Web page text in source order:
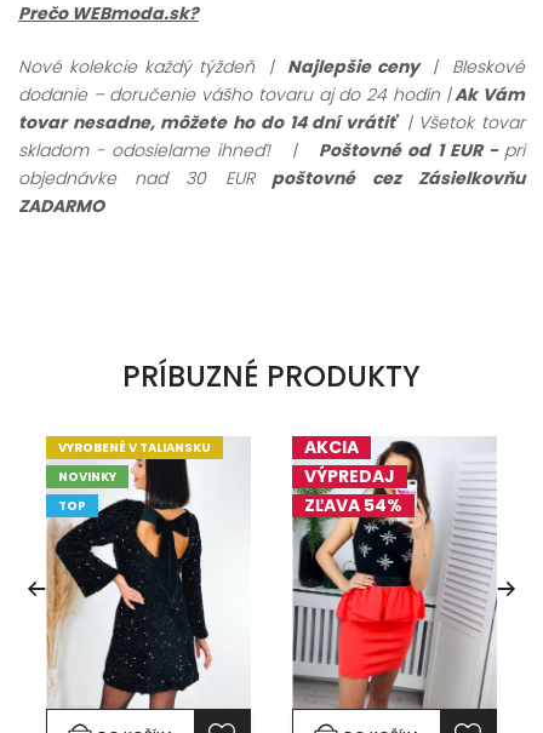
Prečo WEBmoda.sk?
Nové kolekcie každý týždeň |Najlepšie ceny | Bleskové
dodanie – doručenie vášho tovaru aj do 24 hodín |Ak Vám
tovar nesadne, môžete ho do 14 dní vrátiť | Všetok tovar
skladom - odosielame ihneď!
| Poštovné od 1 EUR - pri
objednávke nad 30 EURpoštovné cez Zásielkovňu
ZADARMO
PRÍBUZNÉ PRODUKTY
VYROBENÉ V TALIANSKU
NOVINKY
TOP
AKCIA
VÝPREDAJ
ZĽAVA 54%